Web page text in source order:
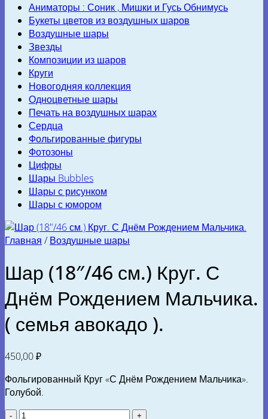
Аниматоры : Соник , Мишки и Гусь Обнимусь
Букеты цветов из воздушных шаров
Воздушные шары
Звезды
Композиции из шаров
Круги
Новогодняя коллекция
Одноцветные шары
Печать на воздушных шарах
Сердца
Фольгированные фигуры
Фотозоны
Цифры
Шары Bubbles
Шары с рисунком
Шары с юмором
Главная / Воздушные шары
Шар (18″/46 см.) Круг. С
Днём Рождением Мальчика.
( семья авокадо ).
450,00₽
Фольгированный Круг «С Днём Рождением Мальчика».
Голубой.
Количество